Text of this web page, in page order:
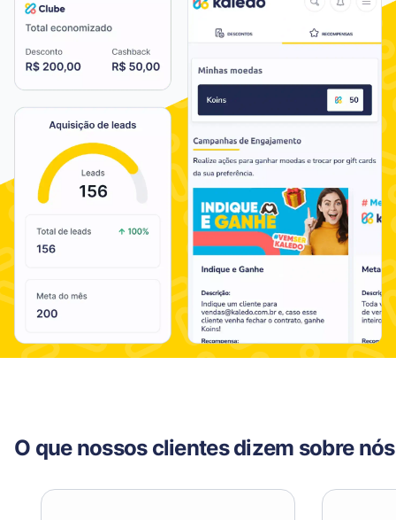
O que nossos clientes dizem sobre nós